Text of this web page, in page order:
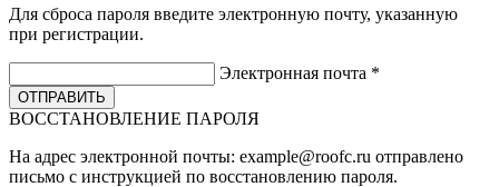
Для сброса пароля введите электронную почту, указанную
при регистрации.
Электронная почта *
ВОССТАНОВЛЕНИЕ ПАРОЛЯ
На адрес электронной почты: example@roofc.ru отправлено
письмо с инструкцией по восстановлению пароля.